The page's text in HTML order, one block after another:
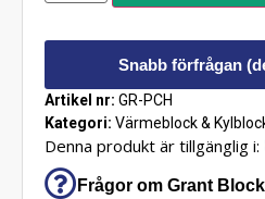
Snabb förfrågan
Artikel nr: GR-PCH
Kategori: Värmeblock &
Denna produkt är tillgänglig i:
Frågor om Grant